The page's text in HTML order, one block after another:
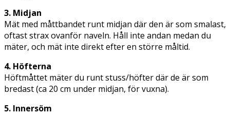
3. Midjan
Mät med måttbandet runt midjan där den är som smalast,
oftast strax ovanför naveln. Håll inte andan medan du
mäter, och mät inte direkt efter en större måltid.
4. Höfterna
Höftmåttet mäter du runt stuss/höfter där de är som
bredast (ca 20 cm under midjan, för vuxna).
5. Innersöm